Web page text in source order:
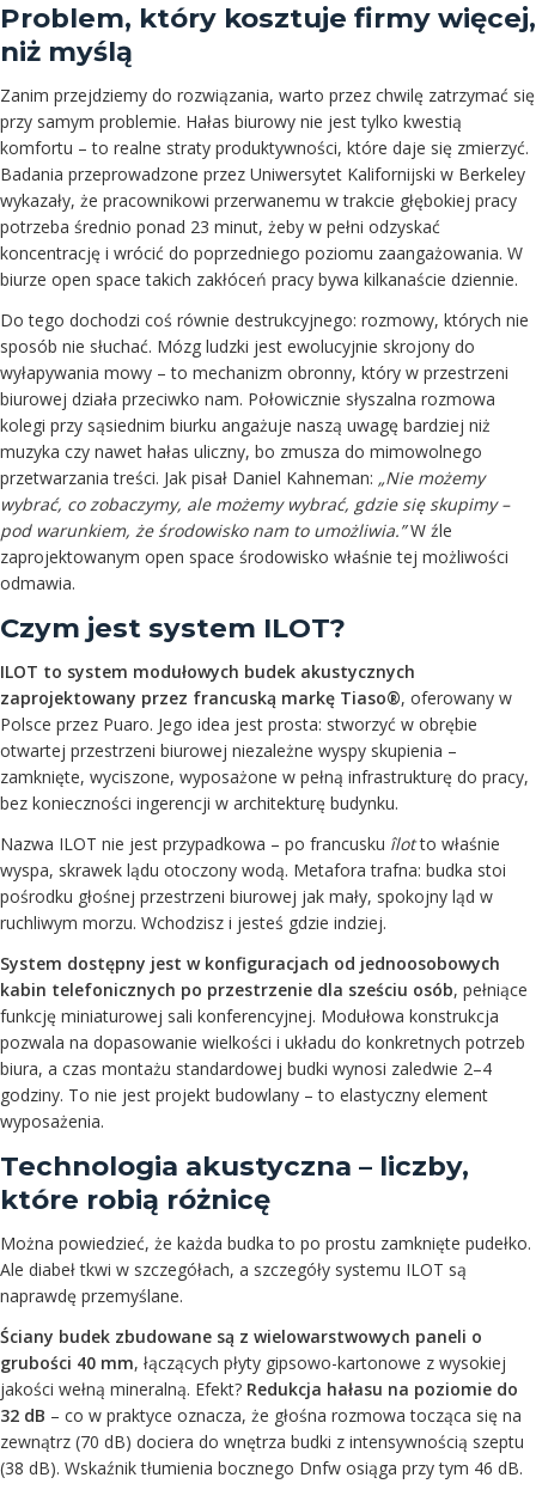
Problem, który kosztuje firmy więcej,
niż myślą
Zanim przejdziemy do rozwiązania, warto przez chwilę zatrzymać się
przy samym problemie. Hałas biurowy nie jest tylko kwestią
komfortu – to realne straty produktywności, które daje się zmierzyć.
Badania przeprowadzone przez Uniwersytet Kalifornijski w Berkeley
wykazały, że pracownikowi przerwanemu w trakcie głębokiej pracy
potrzeba średnio ponad 23 minut, żeby w pełni odzyskać
koncentrację i wrócić do poprzedniego poziomu zaangażowania. W
biurze open space takich zakłóceń pracy bywa kilkanaście dziennie.
Do tego dochodzi coś równie destrukcyjnego: rozmowy, których nie
sposób nie słuchać. Mózg ludzki jest ewolucyjnie skrojony do
wyłapywania mowy – to mechanizm obronny, który w przestrzeni
biurowej działa przeciwko nam. Połowicznie słyszalna rozmowa
kolegi przy sąsiednim biurku angażuje naszą uwagę bardziej niż
muzyka czy nawet hałas uliczny, bo zmusza do mimowolnego
przetwarzania treści. Jak pisał Daniel Kahneman: „Nie możemy
wybrać, co zobaczymy, ale możemy wybrać, gdzie się skupimy –
pod warunkiem, że środowisko nam to umożliwia.”W źle
zaprojektowanym open space środowisko właśnie tej możliwości
odmawia.
Czym jest system ILOT?
ILOT to system modułowych budek akustycznych
zaprojektowany przez francuską markę Tiaso®, oferowany w
Polsce przez Puaro. Jego idea jest prosta: stworzyć w obrębie
otwartej przestrzeni biurowej niezależne wyspy skupienia –
zamknięte, wyciszone, wyposażone w pełną infrastrukturę do pracy,
bez konieczności ingerencji w architekturę budynku.
Nazwa ILOT nie jest przypadkowa – po francusku îlotto właśnie
wyspa, skrawek lądu otoczony wodą. Metafora trafna: budka stoi
pośrodku głośnej przestrzeni biurowej jak mały, spokojny ląd w
ruchliwym morzu. Wchodzisz i jesteś gdzie indziej.
System dostępny jest w konfiguracjach od jednoosobowych
kabin telefonicznych po przestrzenie dla sześciu osób, pełniące
funkcję miniaturowej sali konferencyjnej. Modułowa konstrukcja
pozwala na dopasowanie wielkości i układu do konkretnych potrzeb
biura, a czas montażu standardowej budki wynosi zaledwie 2–4
godziny. To nie jest projekt budowlany – to elastyczny element
wyposażenia.
Technologia akustyczna – liczby,
które robią różnicę
Można powiedzieć, że każda budka to po prostu zamknięte pudełko.
Ale diabeł tkwi w szczegółach, a szczegóły systemu ILOT są
naprawdę przemyślane.
Ściany budek zbudowane są z wielowarstwowych paneli o
grubości 40 mm, łączących płyty gipsowo-kartonowe z wysokiej
jakości wełną mineralną. Efekt? Redukcja hałasu na poziomie do
32 dB – co w praktyce oznacza, że głośna rozmowa tocząca się na
zewnątrz (70 dB) dociera do wnętrza budki z intensywnością szeptu
(38 dB). Wskaźnik tłumienia bocznego Dnfw osiąga przy tym 46 dB.